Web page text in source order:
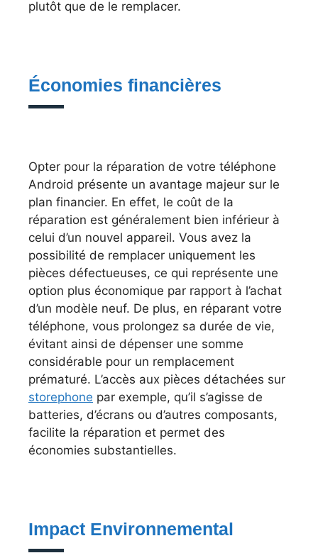
plutôt que de le remplacer.
Économies financières
Opter pour la réparation de votre téléphone
Android présente un avantage majeur sur le
plan financier. En effet, le coût de la
réparation est généralement bien inférieur à
celui d’un nouvel appareil. Vous avez la
possibilité de remplacer uniquement les
pièces défectueuses, ce qui représente une
option plus économique par rapport à l’achat
d’un modèle neuf. De plus, en réparant votre
téléphone, vous prolongez sa durée de vie,
évitant ainsi de dépenser une somme
considérable pour un remplacement
prématuré. L’accès aux pièces détachées sur
storephone par exemple, qu’il s’agisse de
batteries, d’écrans ou d’autres composants,
facilite la réparation et permet des
économies substantielles.
Impact Environnemental